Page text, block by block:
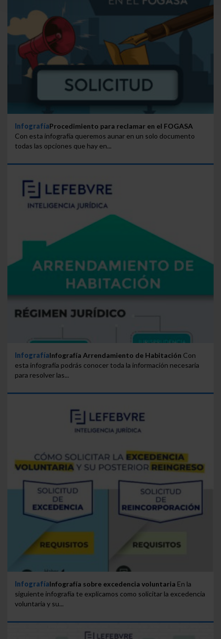
Saber más acerca de las cookies
InfografíaProcedimiento para reclamar en el FOGASA
Con esta infografía queremos aunar en un solo documento
todas las opciones que hay en...
InfografíaInfografía Arrendamiento de Habitación Con
esta infografía podrás conocer toda la información necesaria
para resolver las...
InfografíaInfografía sobre excedencia voluntaria En la
siguiente infografía te explicamos como solicitar la excedencia
voluntaria y su...